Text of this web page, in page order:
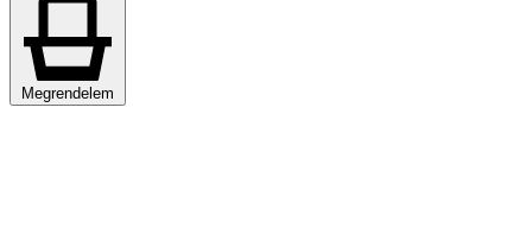
Megrendelem